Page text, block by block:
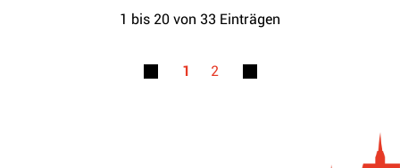
1 bis 20 von 33 Einträgen
1 2